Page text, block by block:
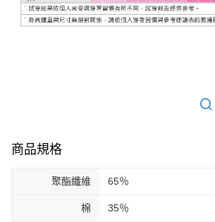
商品規格
聚酯纖維 65％
棉 35％